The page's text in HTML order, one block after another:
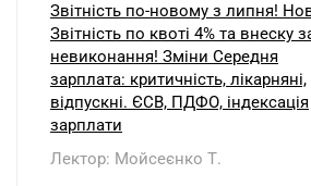
Звітність по-новому з липня!
Звітність по квоті 4% та внеску
невиконання! Зміни Середня
зарплата: критичність, лікарняні,
відпускні. ЄСВ, ПДФО, індексація
зарплати
Лектор: Мойсеєнко Т.